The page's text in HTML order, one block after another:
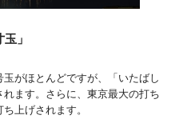
」
がほとんどですが、「いたばし
ます。さらに、東京最大の打ち
上げされます。